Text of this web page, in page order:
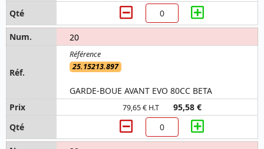
20
25.15213.897
GARDE-BOUE AVANT EVO 80CC BETA
79,65 € H.T 95,58 €